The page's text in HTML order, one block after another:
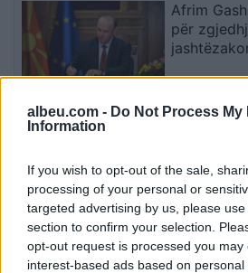
albeu.com - Do Not Process My
Information
If you wish to opt-out of the sale,
processing of your personal or
targeted advertising by us, please
section to confirm your selection.
opt-out request is processed you may
interest-based ads based on
Afrim
për
Kuvend:
UÇK dhe